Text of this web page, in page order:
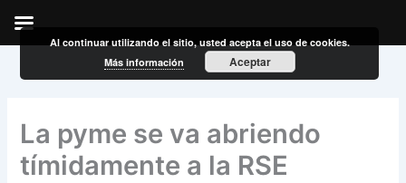
La pyme se va abriendo
tímidamente a la RSE
Al continuar utilizando el sitio, usted acepta el uso de cookies.
Más información
Aceptar